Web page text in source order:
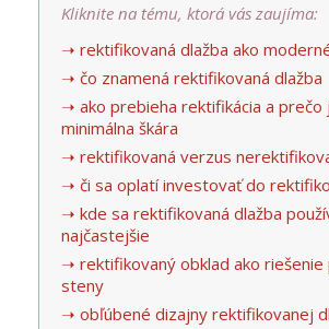
Kliknite na tému, ktorá vás zaujíma:
➝ rektifikovaná dlažba ako
➝ čo znamená rektifikovaná dlažba
➝ ako prebieha rektifikácia a prečo
minimálna škára
➝ rektifikovaná verzus
➝ či sa oplatí investovať do
➝ kde sa rektifikovaná dlažba
najčastejšie
➝ rektifikovaný obklad ako
steny
➝ obľúbené dizajny rektifikovanej